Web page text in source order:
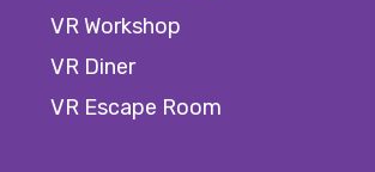
VR Workshop
VR Diner
VR Escape Room